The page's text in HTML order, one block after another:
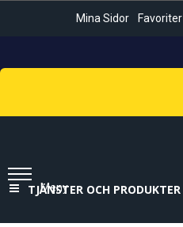
Mina Sidor Favoriter
TJÄNSTER OCH PRODUKTER
Meny